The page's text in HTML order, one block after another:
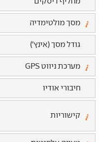
מסך מולטימדיה
גודל מסך (אינץ')
מערכת ניווט GPS
חיבורי אודיו
קישוריות